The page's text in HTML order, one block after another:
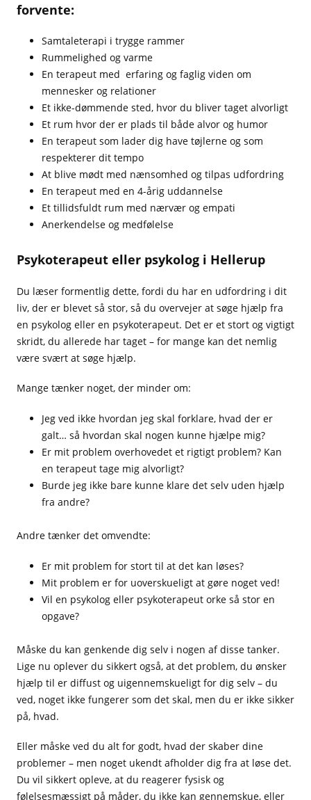
forvente:
Samtaleterapi i trygge rammer
Rummelighed og varme
En terapeut med erfaring og faglig viden om
mennesker og relationer
Et ikke-dømmende sted, hvor du bliver taget alvorligt
Et rum hvor der er plads til både alvor og humor
En terapeut som lader dig have tøjlerne og som
respekterer dit tempo
At blive mødt med nænsomhed og tilpas udfordring
En terapeut med en 4-årig uddannelse
Et tillidsfuldt rum med nærvær og empati
Anerkendelse og medfølelse
Psykoterapeut eller psykolog i Hellerup
Du læser formentlig dette, fordi du har en udfordring i dit
liv, der er blevet så stor, så du overvejer at søge hjælp fra
en psykolog eller en psykoterapeut. Det er et stort og vigtigt
skridt, du allerede har taget – for mange kan det nemlig
være svært at søge hjælp.
Mange tænker noget, der minder om:
Jeg ved ikke hvordan jeg skal forklare, hvad der er
galt… så hvordan skal nogen kunne hjælpe mig?
Er mit problem overhovedet et rigtigt problem? Kan
en terapeut tage mig alvorligt?
Burde jeg ikke bare kunne klare det selv uden hjælp
fra andre?
Andre tænker det omvendte:
Er mit problem for stort til at det kan løses?
Mit problem er for uoverskueligt at gøre noget ved!
Vil en psykolog eller psykoterapeut orke så stor en
opgave?
Måske du kan genkende dig selv i nogen af disse tanker.
Lige nu oplever du sikkert også, at det problem, du ønsker
hjælp til er diffust og uigennemskueligt for dig selv – du
ved, noget ikke fungerer som det skal, men du er ikke sikker
på, hvad.
Eller måske ved du alt for godt, hvad der skaber dine
problemer – men noget ukendt afholder dig fra at løse det.
Du vil sikkert opleve, at du reagerer fysisk og
følelsesmæssigt på måder, du ikke kan gennemskue, eller